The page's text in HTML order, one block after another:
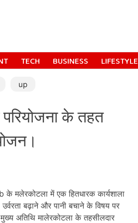
TECH BUSINESS LIFESTYLE
up
परियोजना के तहत
के मलेरकोटला में एक हितधारक कार्यशाला
बढ़ाने और पानी बचाने के विषय पर
अतिथि मालेरकोटला के तहसीलदार